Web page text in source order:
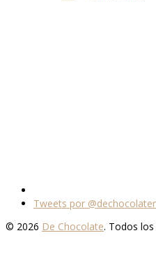
Tweets por
© 2026 De Chocolate. Todos